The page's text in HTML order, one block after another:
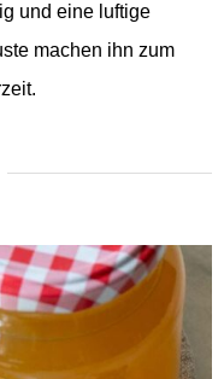
und eine luftige
machen ihn zum